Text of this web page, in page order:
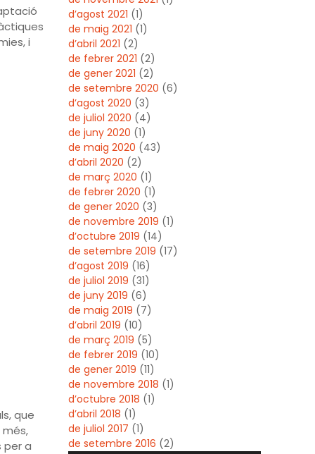
i
que
per a
d’agost 2021 (1)
de maig 2021 (1)
d’abril 2021 (2)
de febrer 2021 (2)
de gener 2021 (2)
de setembre 2020 (6)
d’agost 2020 (3)
de juliol 2020 (4)
de juny 2020 (1)
de maig 2020 (43)
d’abril 2020 (2)
de març 2020 (1)
de febrer 2020 (1)
de gener 2020 (3)
de novembre 2019 (1)
d’octubre 2019 (14)
de setembre 2019 (17)
d’agost 2019 (16)
de juliol 2019 (31)
de juny 2019 (6)
de maig 2019 (7)
d’abril 2019 (10)
de març 2019 (5)
de febrer 2019 (10)
de gener 2019 (11)
de novembre 2018 (1)
d’octubre 2018 (1)
d’abril 2018 (1)
de juliol 2017 (1)
de setembre 2016 (2)